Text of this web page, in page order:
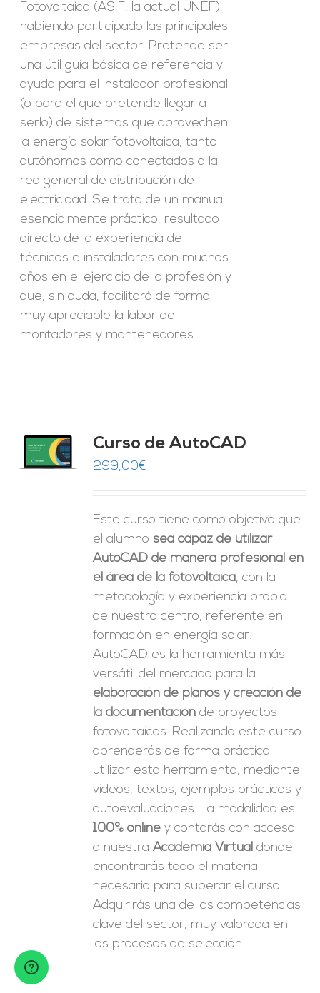
Fotovoltaica (ASIF, la actual UNEF),
habiendo participado las principales
empresas del sector. Pretende ser
una útil guía básica de referencia y
ayuda para el instalador profesional
(o para el que pretende llegar a
serlo) de sistemas que aprovechen
la energía solar fotovoltaica, tanto
autónomos como conectados a la
red general de distribución de
electricidad. Se trata de un manual
esencialmente práctico, resultado
directo de la experiencia de
técnicos e instaladores con muchos
años en el ejercicio de la profesión y
que, sin duda, facilitará de forma
muy apreciable la labor de
montadores y mantenedores.
Curso de AutoCAD
299,00€
Este curso tiene como objetivo que
el alumno sea capaz de utilizar
AutoCAD de manera profesional en
el área de la fotovoltaica, con la
metodología y experiencia propia
de nuestro centro, referente en
formación en energía solar.
AutoCAD es la herramienta más
versátil del mercado para la
elaboración de planos y creación de
la documentación de proyectos
fotovoltaicos. Realizando este curso
aprenderás de forma práctica
utilizar esta herramienta, mediante
videos, textos, ejemplos prácticos y
autoevaluaciones. La modalidad es
100% online y contarás con acceso
a nuestraAcademia Virtual donde
encontrarás todo el material
necesario para superar el curso.
Adquirirás una de las competencias
clave del sector, muy valorada en
los procesos de selección.